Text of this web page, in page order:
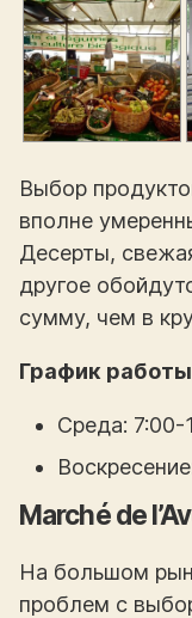
Выбор
вполне
Десерты,
другое
сумму, чем в
График
Среда: 7:00-
Marché de
На большом
проблем с